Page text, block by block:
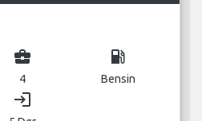
business_center
4
local_gas_station
Bensin
login